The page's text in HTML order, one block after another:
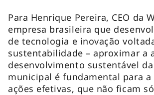
Para Henrique Pereira, CEO da
empresa brasileira que
de tecnologia e inovação
sustentabilidade – aproximar a
desenvolvimento sustentável
municipal é fundamental para a
ações efetivas, que não ficam